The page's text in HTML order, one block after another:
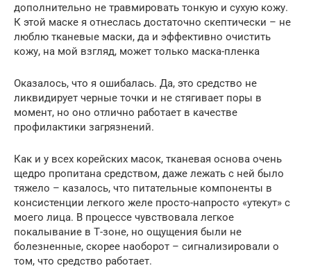
дополнительно не травмировать тонкую и сухую кожу.
К этой маске я отнеслась достаточно скептически – не
люблю тканевые маски, да и эффективно очистить
кожу, на мой взгляд, может только маска-пленка
Оказалось, что я ошибалась. Да, это средство не
ликвидирует черные точки и не стягивает поры в
момент, но оно отлично работает в качестве
профилактики загрязнений.
Как и у всех корейских масок, тканевая основа очень
щедро пропитана средством, даже лежать с ней было
тяжело – казалось, что питательные компоненты в
консистенции легкого желе просто-напросто «утекут» с
моего лица. В процессе чувствовала легкое
покалывание в Т-зоне, но ощущения были не
болезненные, скорее наоборот – сигнализировали о
том, что средство работает.